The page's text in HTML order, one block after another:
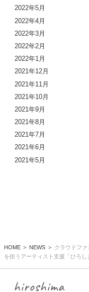
2022年5月
2022年4月
2022年3月
2022年2月
2022年1月
2021年12月
2021年11月
2021年10月
2021年9月
2021年8月
2021年7月
2021年6月
2021年5月
HOME NEWS
クラウドフ
を担うアーティスト支援「ひろし